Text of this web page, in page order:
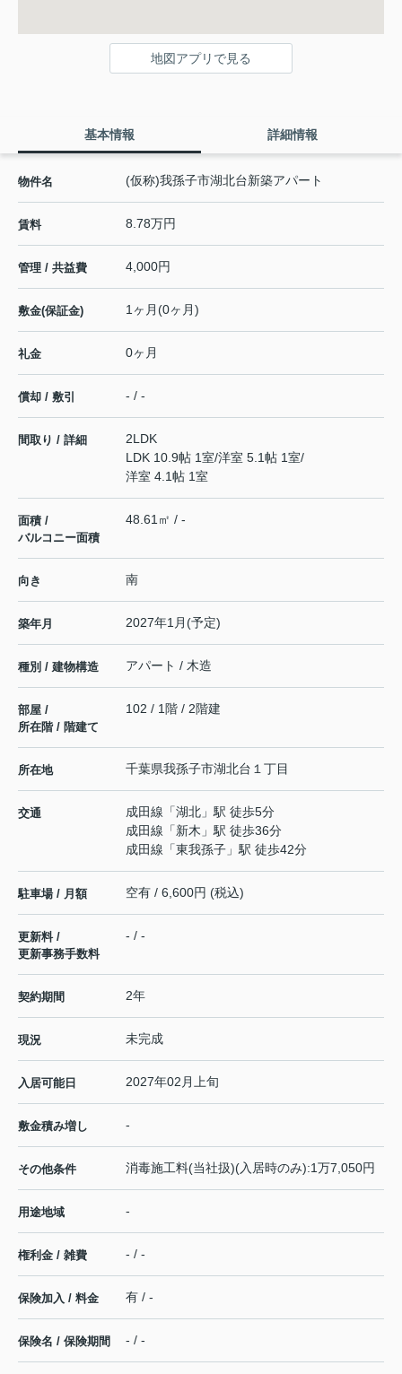
地図アプリで見る
基本情報 詳細情報
物件名 (仮称)我孫子市湖北台新築アパート
賃料 8.78万円
管理 / 共益費 4,000円
敷金(保証金) 1ヶ月(0ヶ月)
礼金 0ヶ月
償却 / 敷引 - / -
間取り / 詳細
2LDK
LDK 10.9帖 1室/洋室 5.1帖 1室/
洋室 4.1帖 1室
面積 /
バルコニー面積
48.61㎡ / -
向き 南
築年月 2027年1月(予定)
種別 / 建物構造 アパート / 木造
部屋 /
所在階 / 階建て
102 / 1階 / 2階建
所在地 千葉県我孫子市湖北台 １丁目
交通 成田線 「湖北 」駅 徒歩5分
成田線 「新木 」駅 徒歩36分
成田線 「東我孫子 」駅 徒歩42分
駐車場 / 月額 空有 / 6,600円 (税込)
更新料 /
更新事務手数料
- / -
契約期間 2年
現況 未完成
入居可能日 2027年02月上旬
敷金積み増し -
その他条件 消毒施工料(当社扱)(入居時のみ):1万7,050円
用途地域 -
権利金 / 雑費 - / -
保険加入 / 料金 有 / -
保険名 / 保険期間 - / -